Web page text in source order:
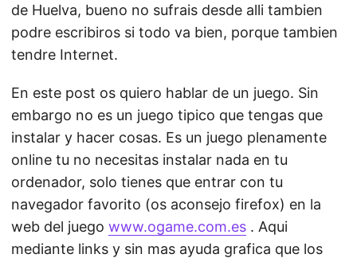
de Huelva, bueno no sufrais desde alli tambien
podre escribiros si todo va bien, porque tambien
tendre Internet.
En este post os quiero hablar de un juego. Sin
embargo no es un juego tipico que tengas que
instalar y hacer cosas. Es un juego plenamente
online tu no necesitas instalar nada en tu
ordenador, solo tienes que entrar con tu
navegador favorito (os aconsejo firefox) en la
web del juego www.ogame.com.es . Aqui
mediante links y sin mas ayuda grafica que los